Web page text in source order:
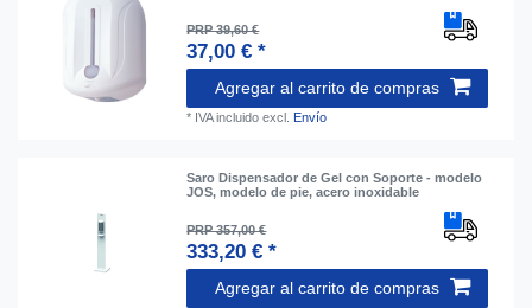
PRP 39,60 €
37,00 € *
Agregar al carrito de compras
* IVA incluido excl. Envío
Saro Dispensador de Gel con Soporte - modelo
JOS, modelo de pie, acero inoxidable
PRP 357,00 €
333,20 € *
Agregar al carrito de compras